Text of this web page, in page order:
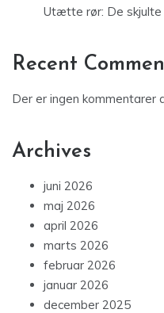
Utætte rør: De
Recent
Der er ingen kommentarer
Archives
juni 2026
maj 2026
april 2026
marts 2026
februar 2026
januar 2026
december 2025